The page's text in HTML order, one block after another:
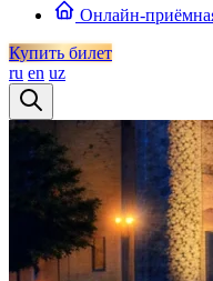
Онлайн-
Купить билет
ru en uz